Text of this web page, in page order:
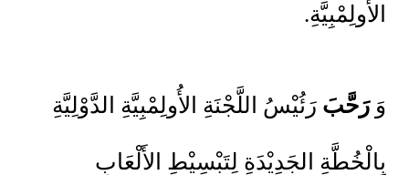
الأُولِمْبِيَّةِ.
وَرَحَّبَ رَئُيْسُ اللَّجْنَةِ الأُولِمْبِيَّةِ الدَّوْلِيَّةِ
بِالْخُطَّةِ الجَدِيْدَةِ لِتَبْسِيْطِ الأَلْعَابِ